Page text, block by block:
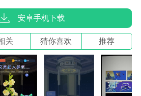
安卓手机下载
关 猜你喜欢 推荐